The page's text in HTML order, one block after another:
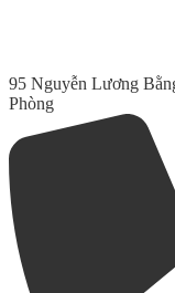
95 Nguyễn Lương
Phòng